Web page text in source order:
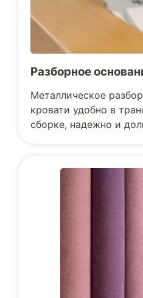
Разборное
Металлическое
кровати удобно в
сборке, надежно и